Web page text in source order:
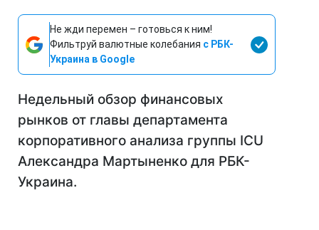
Не жди перемен – готовься к ним!
Фильтруй валютные колебания с РБК-
Украина в Google
Недельный обзор финансовых
рынков от главы департамента
корпоративного анализа группы ICU
Александра Мартыненко для РБК-
Украина.